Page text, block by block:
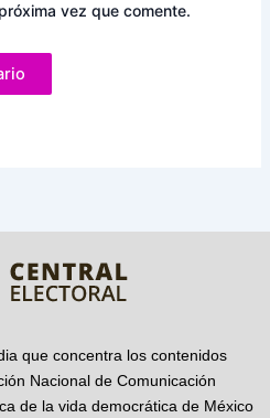
vez que comente.
que concentra los contenidos
Nacional de Comunicación
de la vida democrática de México